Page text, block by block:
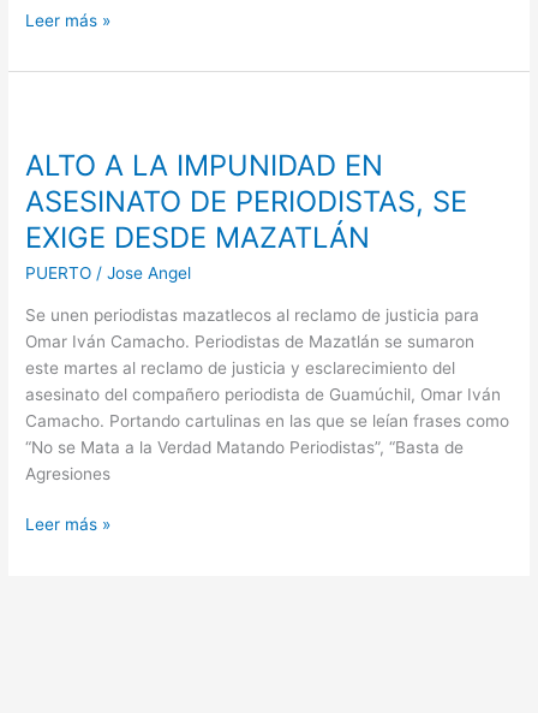
Leer más »
ALTO A LA IMPUNIDAD EN
ASESINATO DE PERIODISTAS, SE
EXIGE DESDE MAZATLÁN
PUERTO /Jose Angel
Se unen periodistas mazatlecos al reclamo de justicia para
Omar Iván Camacho. Periodistas de Mazatlán se sumaron
este martes al reclamo de justicia y esclarecimiento del
asesinato del compañero periodista de Guamúchil, Omar Iván
Camacho. Portando cartulinas en las que se leían frases como
“No se Mata a la Verdad Matando Periodistas”, “Basta de
Agresiones
LA
IMPUNIDAD
EN
ASESINATO
DE
SE
EXIGE
DESDE
MAZATLÁN
Leer más »